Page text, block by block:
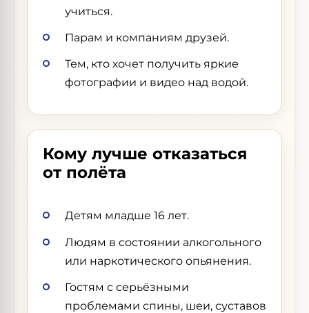
учиться.
Парам и компаниям друзей.
Тем, кто хочет получить яркие
фотографии и видео над водой.
Кому лучше отказаться
от полёта
Детям младше 16 лет.
Людям в состоянии алкогольного
или наркотического опьянения.
Гостям с серьёзными
проблемами спины, шеи, суставов